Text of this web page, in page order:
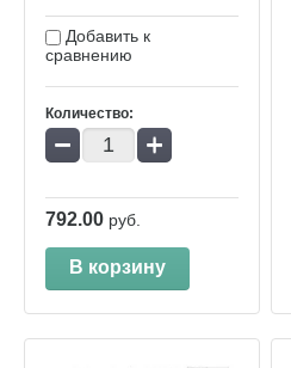
Добавить к
сравнению
Количество:
− +
792.00 руб.
В корзину